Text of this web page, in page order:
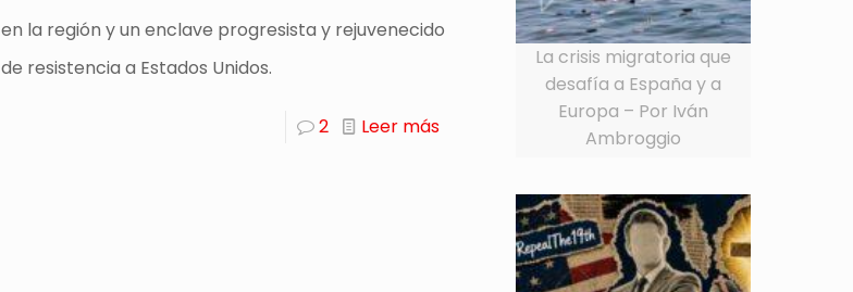
en la región y un enclave progresista y rejuvenecido
de resistencia a Estados Unidos.
2 Leer más
La crisis migratoria que
desafía a España y a
Europa – Por Iván
Ambroggio